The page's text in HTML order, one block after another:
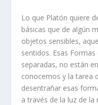
Lo que Platón quiere
básicas que de algún
objetos sensibles,
sentidos. Esas
separadas, no están
conocemos y la tarea
desentrañar esas
a través de la luz de